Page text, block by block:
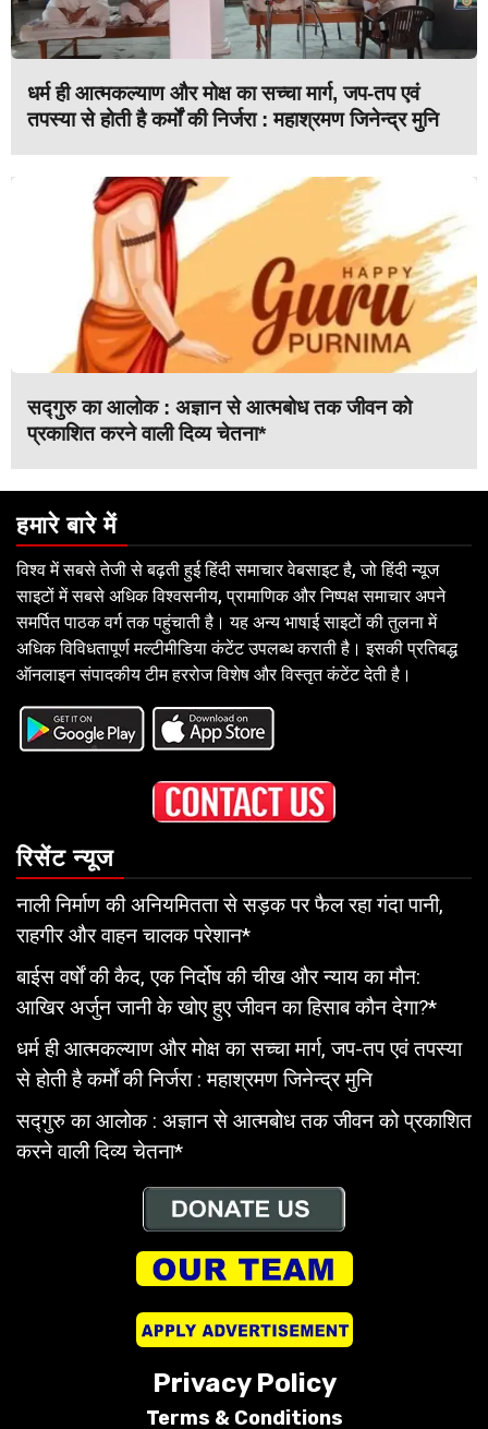
धर्म ही आत्मकल्याण और मोक्ष का सच्चा मार्ग, जप-तप एवं
तपस्या से होती है कर्मों की निर्जरा : महाश्रमण जिनेन्द्र मुनि
सद्गुरु का आलोक : अज्ञान से आत्मबोध तक जीवन को
प्रकाशित करने वाली दिव्य चेतना*
हमारे बारे में
विश्व में सबसे तेजी से बढ़ती हुई हिंदी समाचार वेबसाइट है, जो हिंदी न्यूज
साइटों में सबसे अधिक विश्वसनीय, प्रामाणिक और निष्पक्ष समाचार अपने
समर्पित पाठक वर्ग तक पहुंचाती है। यह अन्य भाषाई साइटों की तुलना में
अधिक विविधतापूर्ण मल्टीमीडिया कंटेंट उपलब्ध कराती है। इसकी प्रतिबद्ध
ऑनलाइन संपादकीय टीम हररोज विशेष और विस्तृत कंटेंट देती है।
रिसेंट न्यूज
नाली निर्माण की अनियमितता से सड़क पर फैल रहा गंदा पानी,
राहगीर और वाहन चालक परेशान*
बाईस वर्षों की कैद, एक निर्दोष की चीख और न्याय का मौन:
आखिर अर्जुन जानी के खोए हुए जीवन का हिसाब कौन देगा?*
धर्म ही आत्मकल्याण और मोक्ष का सच्चा मार्ग, जप-तप एवं तपस्या
से होती है कर्मों की निर्जरा : महाश्रमण जिनेन्द्र मुनि
सद्गुरु का आलोक : अज्ञान से आत्मबोध तक जीवन को प्रकाशित
करने वाली दिव्य चेतना*
Privacy Policy
Terms & Conditions